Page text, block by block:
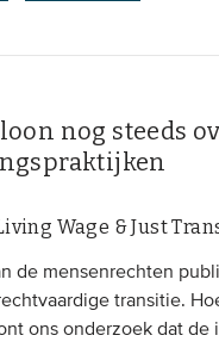
nog steeds
Wage & Just
de mensenrechten
transitie.
ons onderzoek dat